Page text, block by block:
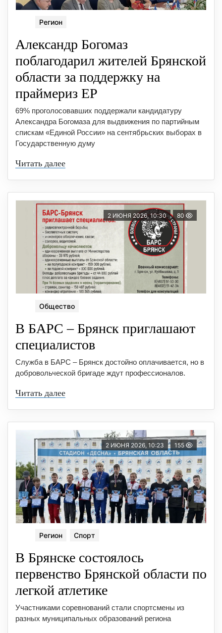
Регион
Александр Богомаз
поблагодарил жителей Брянской
области за поддержку на
праймериз ЕР
69% проголосовавших поддержали кандидатуру
Александра Богомаза для выдвижения по партийным
спискам «Единой России» на сентябрьских выборах в
Государственную думу
Читать далее
2 ИЮНЯ 2026, 10:30 80
Общество
В БАРС – Брянcк приглaшают
cпециaлиcтoв
Служба в БАРС – Брянск достойно оплачивается, но в
добровольческой бригаде ждут профессионалов.
Читать далее
2 ИЮНЯ 2026, 10:23 155
Регион Спорт
В Брянске состоялось
первенство Брянской области по
легкой атлетике
Участниками соревнований стали спортсмены из
разных муниципальных образований региона